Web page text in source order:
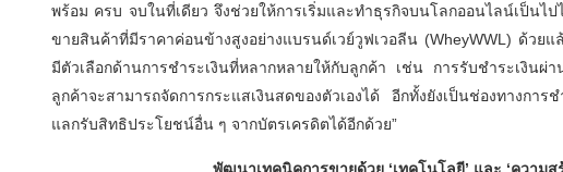
พร้อม ครบ จบในที่เดียว จึงช่วยให้การเริ่มและทำธุรกิจบนโลกออนไลน์เป็นไ
ขายสินค้าที่มีราคาค่อนข้างสูงอย่างแบรนด์เวย์วูฟเวอลีน (WheyWWL) ด้วย
มีตัวเลือกด้านการชำระเงินที่หลากหลายให้กับลูกค้า เช่น การรับชำระเงิน
ลูกค้าจะสามารถจัดการกระแสเงินสดของตัวเองได้ อีกทั้งยังเป็นช่องทางก
แลกรับสิทธิประโยชน์อื่น ๆ จากบัตรเครดิตได้อีกด้วย”